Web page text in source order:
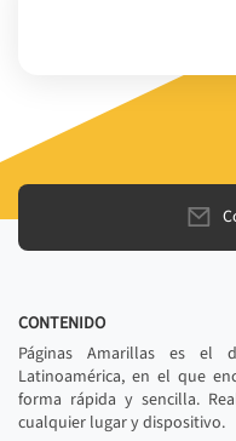
CONTENIDO
Páginas Amarillas es el
Latinoamérica, en el que
forma rápida y sencilla.
cualquier lugar y dispositivo.